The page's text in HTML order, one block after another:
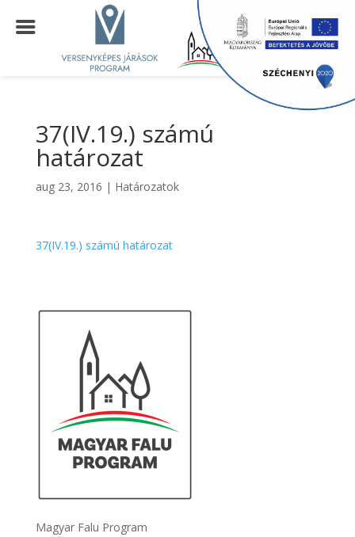
37(IV.19.) számú
határozat
aug 23, 2016 | Határozatok
37(IV.19.) számú határozat
Magyar Falu Program